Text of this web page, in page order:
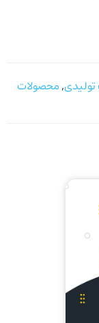
,محصولات